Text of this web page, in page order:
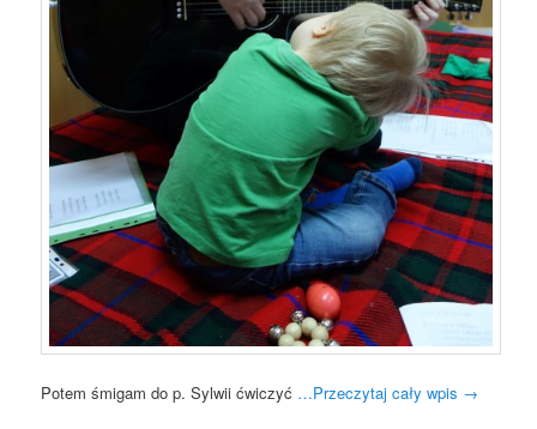
Potem śmigam do p. Sylwii ćwiczyć …Przeczytaj cały wpis →